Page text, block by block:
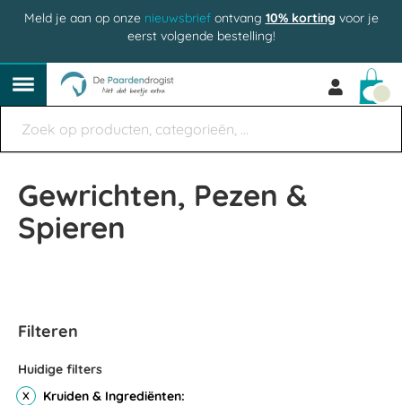
Meld je aan op onze nieuwsbriefontvang 10% korting voor je
eerst volgende bestelling!
Gewrichten, Pezen &
Spieren
Filteren
Huidige filters
Kruiden & Ingrediënten